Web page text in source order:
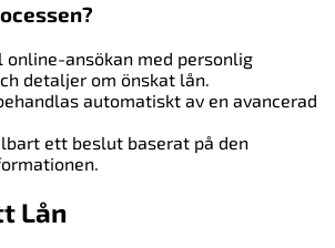
online-ansökan med personlig
detaljer om önskat lån.
automatiskt av en avancerad
ett beslut baserat på den
Lån